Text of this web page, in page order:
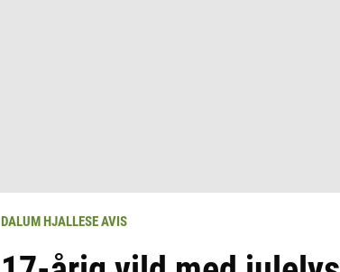
DALUM HJALLESE AVIS